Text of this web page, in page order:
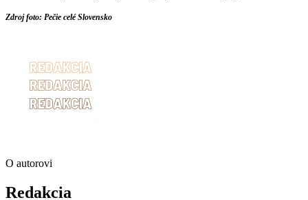
Zdroj foto: Pečie celé Slovensko
O autorovi
Redakcia